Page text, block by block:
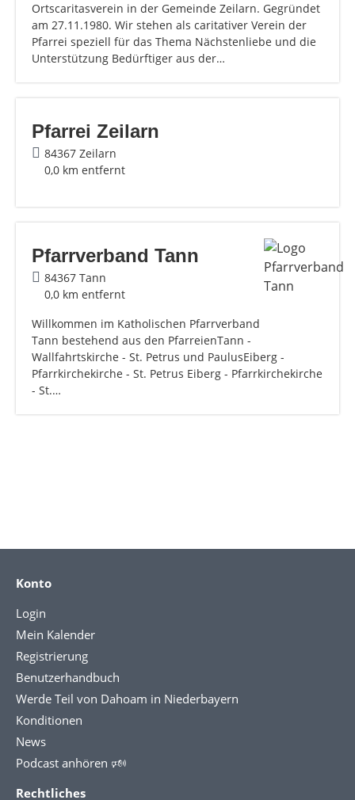
Ortscaritasverein in der Gemeinde Zeilarn. Gegründet
am 27.11.1980. Wir stehen als caritativer Verein der
Pfarrei speziell für das Thema Nächstenliebe und die
Unterstützung Bedürftiger aus der…
Pfarrei Zeilarn
84367 Zeilarn
0,0 km entfernt
Pfarrverband Tann
84367 Tann
0,0 km entfernt
Willkommen im Katholischen Pfarrverband
Tann bestehend aus den PfarreienTann -
Wallfahrtskirche - St. Petrus und PaulusEiberg -
Pfarrkirchekirche - St. Petrus Eiberg - Pfarrkirchekirche
- St.…
Konto
Login
Mein Kalender
Registrierung
Benutzerhandbuch
Werde Teil von Dahoam in Niederbayern
Konditionen
News
Podcast anhören 🕬
Rechtliches